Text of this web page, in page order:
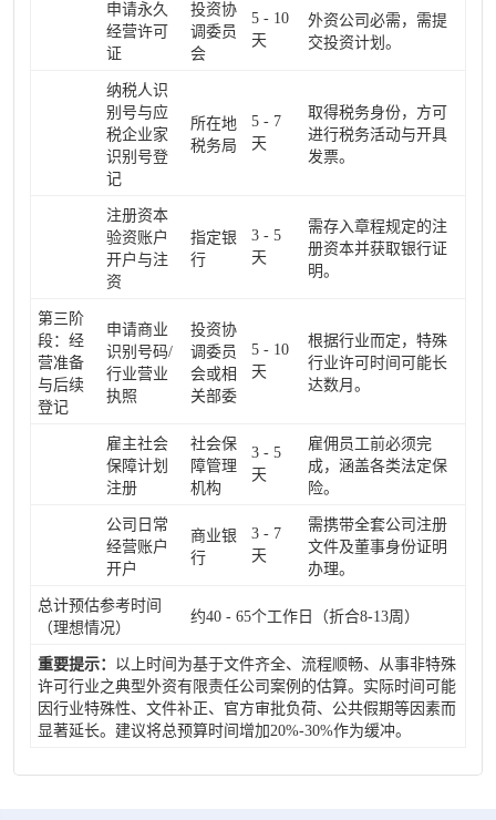
申请永久
经营许可
证
投资协
调委员
会
5 - 10
天
外资公司必需，需提
交投资计划。
纳税人识
别号与应
税企业家
识别号登
记
所在地
税务局
5 - 7
天
取得税务身份，方可
进行税务活动与开具
发票。
注册资本
验资账户
开户与注
资
指定银
行
3 - 5
天
需存入章程规定的注
册资本并获取银行证
明。
第三阶
段：经
营准备
与后续
登记
申请商业
识别号码/
行业营业
执照
投资协
调委员
会或相
关部委
5 - 10
天
根据行业而定，特殊
行业许可时间可能长
达数月。
雇主社会
保障计划
注册
社会保
障管理
机构
3 - 5
天
雇佣员工前必须完
成，涵盖各类法定保
险。
公司日常
经营账户
开户
商业银
行
3 - 7
天
需携带全套公司注册
文件及董事身份证明
办理。
总计预估参考时间
（理想情况）
约40 - 65个工作日（折合8-13周）
重要提示： 以上时间为基于文件齐全、流程顺畅、从事非特殊
许可行业之典型外资有限责任公司案例的估算。实际时间可能
因行业特殊性、文件补正、官方审批负荷、公共假期等因素而
显著延长。建议将总预算时间增加20%-30%作为缓冲。